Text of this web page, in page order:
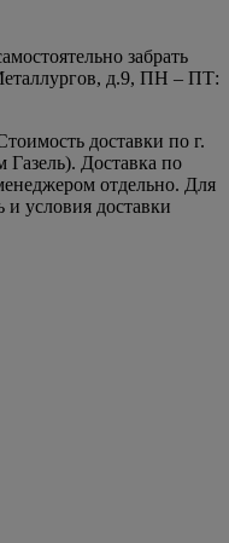
забрать
д.9, ПН – ПТ:
доставки по г.
Газель). Доставка по
отдельно. Для
и условия доставки